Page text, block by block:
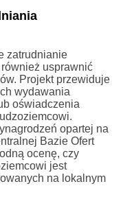
zatrudnianie
usprawnić
Projekt przewiduje
wydawania
oświadczenia
opartej na
Bazie Ofert
ocenę, czy
jest
na lokalnym